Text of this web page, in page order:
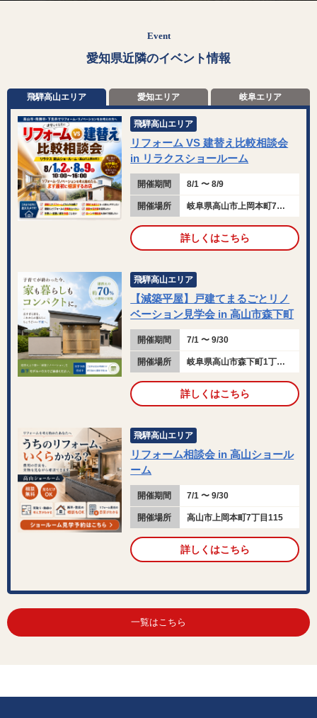
Event
愛知県近隣のイベント情報
飛騨高山エリア 愛知エリア 岐阜エリア
飛騨高山エリア
リフォーム VS 建替え比較相談会
in リラクスショールーム
開催期間 8/1 〜 8/9
開催場所 岐阜県高山市上岡本町7丁目115
詳しくはこちら
飛騨高山エリア
【減築平屋】戸建てまるごとリノ
ベーション見学会 in 高山市森下町
開催期間 7/1 〜 9/30
開催場所 岐阜県高山市森下町1丁目145-5
詳しくはこちら
飛騨高山エリア
リフォーム相談会 in 高山ショール
ーム
開催期間 7/1 〜 9/30
開催場所 高山市上岡本町7丁目115
詳しくはこちら
一覧はこちら